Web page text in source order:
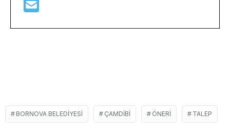
BORNOVA BELEDIYESI ÇAMDIBI ÖNERI TALEP